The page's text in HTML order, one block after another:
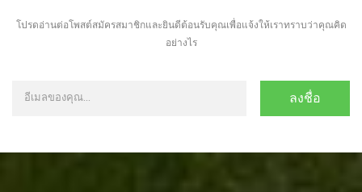
โปรดอ่านต่อโพสต์สมัครสมาชิกและยินดีต้อนรับคุณเพื่อแจ้งให้เราทราบว่าคุณคิด
อย่างไร